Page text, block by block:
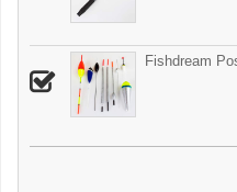
Fishdream